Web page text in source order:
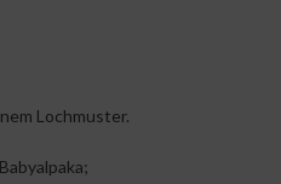
Lochmuster.